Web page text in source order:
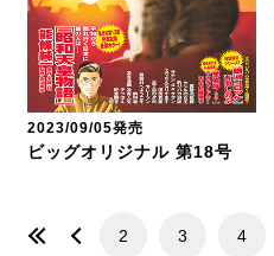
2023/09/05発売
ビッグオリジナル 第18号
2 3 4